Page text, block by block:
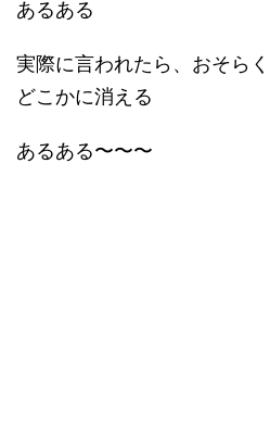
あるある
実際に言われたら、おそら
どこかに消える
あるある〜〜〜